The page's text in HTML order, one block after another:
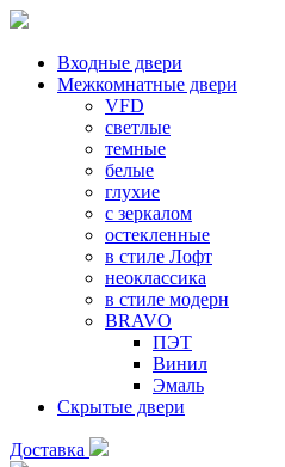
Входные двери
Межкомнатные двери
VFD
светлые
темные
белые
глухие
с зеркалом
остекленные
в стиле Лофт
неоклассика
в стиле модерн
BRAVO
ПЭТ
Винил
Эмаль
Скрытые двери
Доставка